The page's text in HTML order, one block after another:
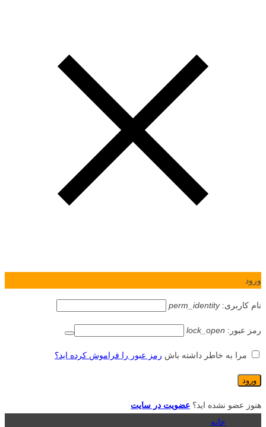
ورود
نام کاربری:perm_identity
رمز عبور: lock_open
مرا به خاطر داشته باش رمز عبور را فراموش کرده اید؟
هنوز عضو نشده اید؟ عضویت در سایت
خانه